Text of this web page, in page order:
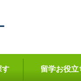
す 留学お役立